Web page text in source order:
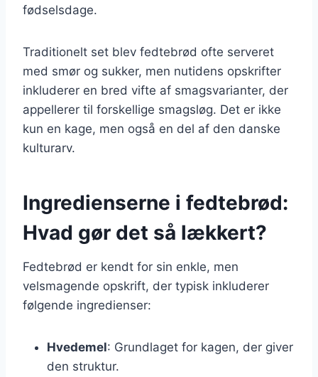
fødselsdage.
Traditionelt set blev fedtebrød ofte serveret
med smør og sukker, men nutidens opskrifter
inkluderer en bred vifte af smagsvarianter, der
appellerer til forskellige smagsløg. Det er ikke
kun en kage, men også en del af den danske
kulturarv.
Ingredienserne i fedtebrød:
Hvad gør det så lækkert?
Fedtebrød er kendt for sin enkle, men
velsmagende opskrift, der typisk inkluderer
følgende ingredienser:
Hvedemel: Grundlaget for kagen, der giver
den struktur.